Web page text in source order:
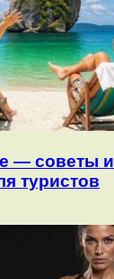
— советы и
туристов